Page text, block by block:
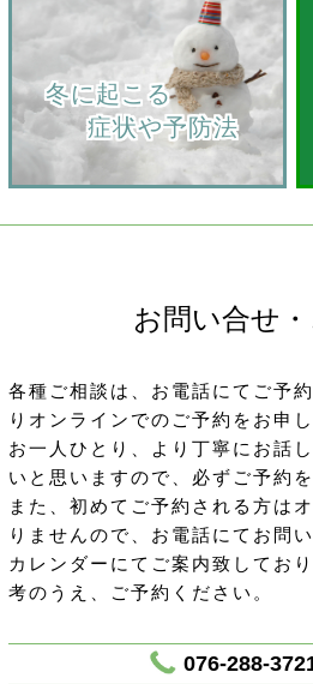
    冬に起こる
         症状や予防法
お問い合せ
各種ご相談は、お電話にてご予
りオンラインでのご予約をお申
お一人ひとり、より丁寧にお話
いと思いますので、必ずご予約
また、初めてご予約される方は
りませんので、お電話にてお問
カレンダーにてご案内致してお
考のうえ、ご予約ください。
076-288-